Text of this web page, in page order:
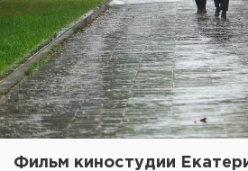
Фильм киностудии